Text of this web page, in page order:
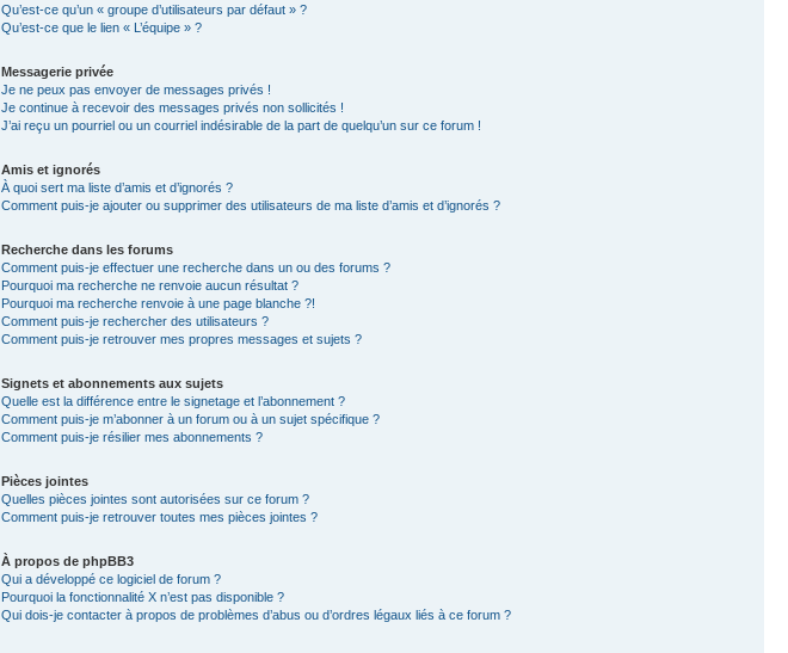
Qu’est-ce qu’un « groupe d’utilisateurs par défaut » ?
Qu’est-ce que le lien « L’équipe » ?
Messagerie privée
Je ne peux pas envoyer de messages privés !
Je continue à recevoir des messages privés non sollicités !
J’ai reçu un pourriel ou un courriel indésirable de la part de quelqu’un sur ce forum !
Amis et ignorés
À quoi sert ma liste d’amis et d’ignorés ?
Comment puis-je ajouter ou supprimer des utilisateurs de ma liste d’amis et d’ignorés ?
Recherche dans les forums
Comment puis-je effectuer une recherche dans un ou des forums ?
Pourquoi ma recherche ne renvoie aucun résultat ?
Pourquoi ma recherche renvoie à une page blanche ?!
Comment puis-je rechercher des utilisateurs ?
Comment puis-je retrouver mes propres messages et sujets ?
Signets et abonnements aux sujets
Quelle est la différence entre le signetage et l’abonnement ?
Comment puis-je m’abonner à un forum ou à un sujet spécifique ?
Comment puis-je résilier mes abonnements ?
Pièces jointes
Quelles pièces jointes sont autorisées sur ce forum ?
Comment puis-je retrouver toutes mes pièces jointes ?
À propos de phpBB3
Qui a développé ce logiciel de forum ?
Pourquoi la fonctionnalité X n’est pas disponible ?
Qui dois-je contacter à propos de problèmes d’abus ou d’ordres légaux liés à ce forum ?